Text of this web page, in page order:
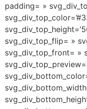
padding= »
svg_div_top_flip= »
svg_div_top_front= »